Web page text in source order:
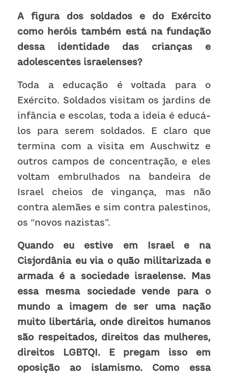
A figura dos soldados e do Exército
como heróis também está na fundação
dessa identidade das crianças e
adolescentes israelenses?
Toda a educação é voltada para o
Exército. Soldados visitam os jardins de
infância e escolas, toda a ideia é educá-
los para serem soldados. E claro que
termina com a visita em Auschwitz e
outros campos de concentração, e eles
voltam embrulhados na bandeira de
Israel cheios de vingança, mas não
contra alemães e sim contra palestinos,
os “novos nazistas”.
Quando eu estive em Israel e na
Cisjordânia eu via o quão militarizada e
armada é a sociedade israelense. Mas
essa mesma sociedade vende para o
mundo a imagem de ser uma nação
muito libertária, onde direitos humanos
são respeitados, direitos das mulheres,
direitos LGBTQI. E pregam isso em
oposição ao islamismo. Como essa